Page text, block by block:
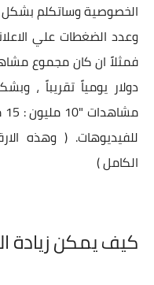
الخصوصية وساتكلم بشكل
وعدد الضغطات علي
دولار يومياً تقريباً ،
للفيديوهات. ( وهذه
الكامل )
كيف يمكن زيادة